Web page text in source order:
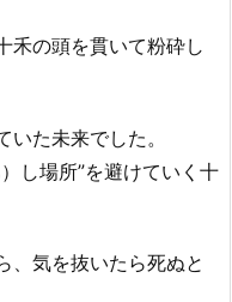
禾の頭を貫いて粉砕し
た未来でした。
し場所”を避けていく十
、気を抜いたら死ぬと